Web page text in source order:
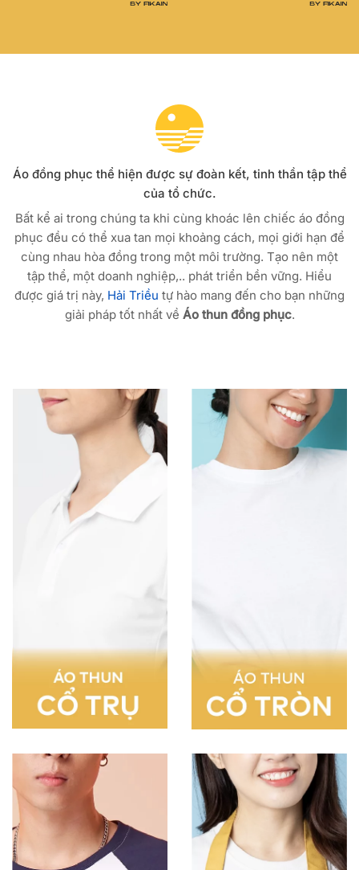
Áo đồng phục thể hiện được sự đoàn kết, tinh thần tập thể
của tổ chức.
Bất kể ai trong chúng ta khi cùng khoác lên chiếc áo đồng
phục đều có thể xua tan mọi khoảng cách, mọi giới hạn để
cùng nhau hòa đồng trong một môi trường. Tạo nên một
tập thể, một doanh nghiệp,.. phát triển bền vững. Hiểu
được giá trị này, Hải Triều tự hào mang đến cho bạn những
giải pháp tốt nhất về Áo thun đồng phục.